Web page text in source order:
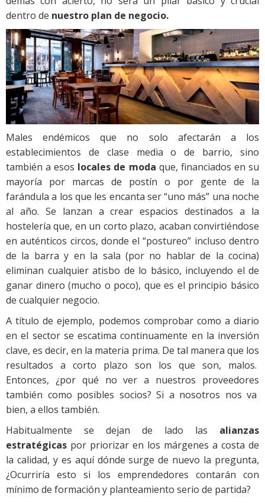
dentro de nuestro plan de negocio.
Males endémicos que no solo afectarán a los
establecimientos de clase media o de barrio, sino
también a esos locales de moda que, financiados en su
mayoría por marcas de postín o por gente de la
farándula a los que les encanta ser “uno más” una noche
al año. Se lanzan a crear espacios destinados a la
hostelería que, en un corto plazo, acaban convirtiéndose
en auténticos circos, donde el “postureo” incluso dentro
de la barra y en la sala (por no hablar de la cocina)
eliminan cualquier atisbo de lo básico, incluyendo el de
ganar dinero (mucho o poco), que es el principio básico
de cualquier negocio.
A título de ejemplo, podemos comprobar como a diario
en el sector se escatima continuamente en la inversión
clave, es decir, en la materia prima. De tal manera que los
resultados a corto plazo son los que son, malos.
Entonces, ¿por qué no ver a nuestros proveedores
también como posibles socios? Si a nosotros nos va
bien, a ellos también.
Habitualmente se dejan de lado las alianzas
estratégicas por priorizar en los márgenes a costa de
la calidad, y es aquí dónde surge de nuevo la pregunta,
¿Ocurriría esto si los emprendedores contarán con
mínimo de formación y planteamiento serio de partida?